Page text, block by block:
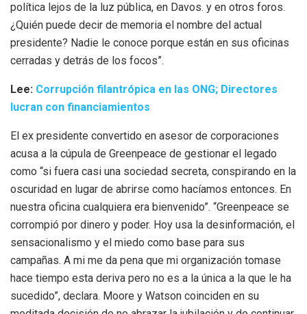
política lejos de la luz pública, en Davos. y en otros foros.
¿Quién puede decir de memoria el nombre del actual
presidente? Nadie le conoce porque están en sus oficinas
cerradas y detrás de los focos”.
Lee: Corrupción filantrópica en las ONG; Directores
lucran con financiamientos
El ex presidente convertido en asesor de corporaciones
acusa a la cúpula de Greenpeace de gestionar el legado
como “si fuera casi una sociedad secreta, conspirando en la
oscuridad en lugar de abrirse como hacíamos entonces. En
nuestra oficina cualquiera era bienvenido”. “Greenpeace se
corrompió por dinero y poder. Hoy usa la desinformación, el
sensacionalismo y el miedo como base para sus
campañas. A mi me da pena que mi organización tomase
hace tiempo esta deriva pero no es a la única a la que le ha
sucedido”, declara. Moore y Watson coinciden en su